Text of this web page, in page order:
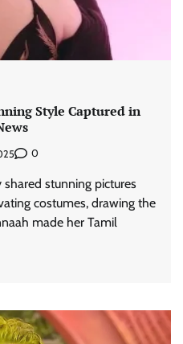
Style Captured in
0
stunning pictures
costumes, drawing the
made her Tamil